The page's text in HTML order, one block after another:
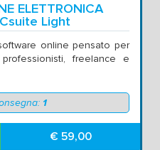
ELETTRONICA
Light
online pensato per
freelance e
1
€ 59,00